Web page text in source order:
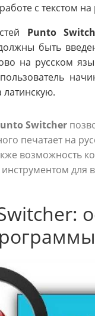
с текстом на
Punto
быть
на русском
латинскую.
Switcher
печатает на
возможность
для